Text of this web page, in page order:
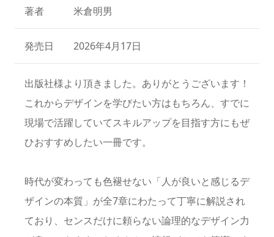
著者 米倉明男
発売日 2026年4月17日
出版社様より頂きました。ありがとうございます！
これからデザインを学びたい方はもちろん、すでに
現場で活躍していてスキルアップを目指す方にもぜ
ひおすすめしたい一冊です。
時代が変わっても色褪せない「人が良いと感じるデ
ザインの本質」が全7章にわたって丁寧に解説され
ており、センスだけに頼らない論理的なデザイン力